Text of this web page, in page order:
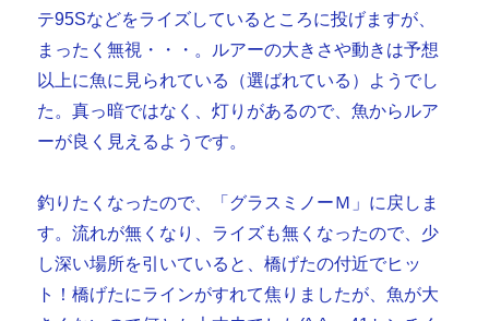
テ95Sなどをライズしているところに投げますが、
まったく無視・・・。ルアーの大きさや動きは予想
以上に魚に見られている（選ばれている）ようでし
た。真っ暗ではなく、灯りがあるので、魚からルア
ーが良く見えるようです。
釣りたくなったので、「グラスミノーＭ」に戻しま
す。流れが無くなり、ライズも無くなったので、少
し深い場所を引いていると、橋げたの付近でヒッ
ト！橋げたにラインがすれて焦りましたが、魚が大